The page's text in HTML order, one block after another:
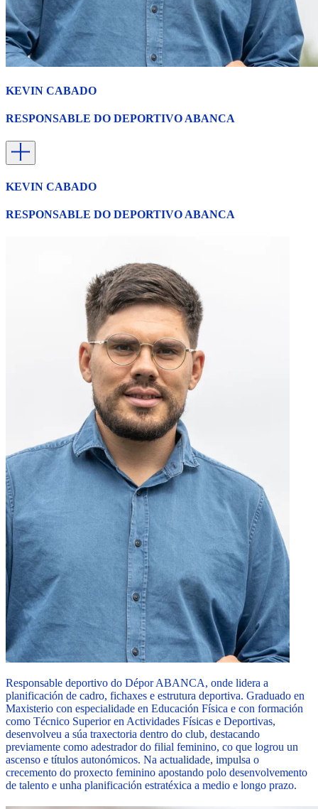
KEVIN CABADO
RESPONSABLE DO DEPORTIVO ABANCA
KEVIN CABADO
RESPONSABLE DO DEPORTIVO ABANCA
Responsable deportivo do Dépor ABANCA, onde lidera a
planificación de cadro, fichaxes e estrutura deportiva. Graduado en
Maxisterio con especialidade en Educación Física e con formación
como Técnico Superior en Actividades Físicas e Deportivas,
desenvolveu a súa traxectoria dentro do club, destacando
previamente como adestrador do filial feminino, co que logrou un
ascenso e títulos autonómicos. Na actualidade, impulsa o
crecemento do proxecto feminino apostando polo desenvolvemento
de talento e unha planificación estratéxica a medio e longo prazo.